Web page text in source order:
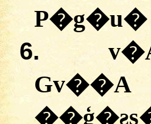
6.